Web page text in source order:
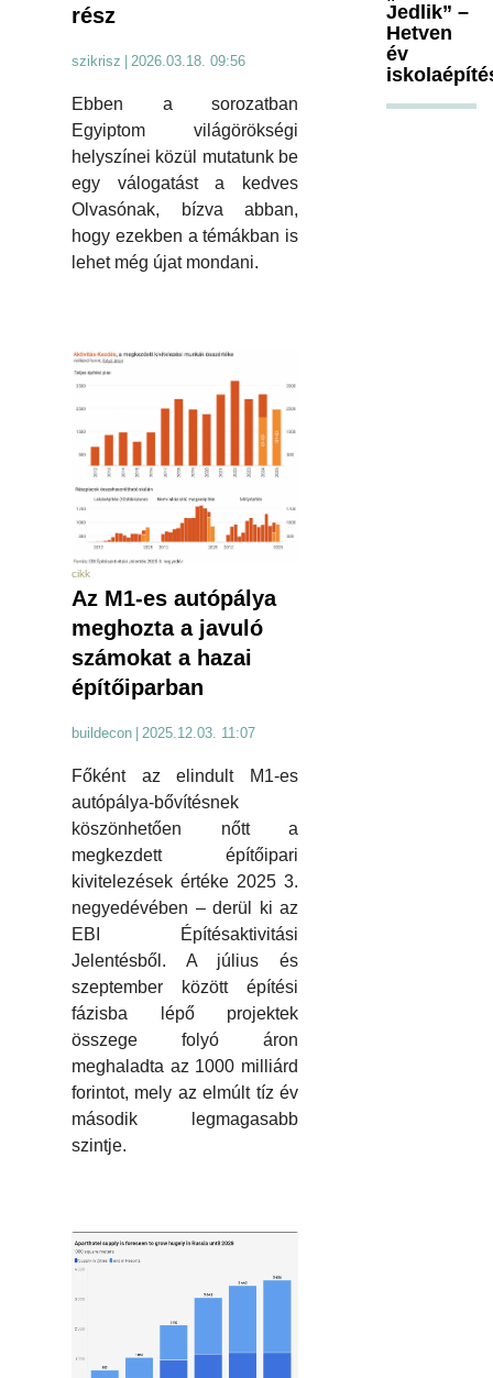
rész
szikrisz | 2026.03.18. 09:56
Ebben a sorozatban
Egyiptom világörökségi
helyszínei közül mutatunk be
egy válogatást a kedves
Olvasónak, bízva abban,
hogy ezekben a témákban is
lehet még újat mondani.
cikk
Az M1-es autópálya
meghozta a javuló
számokat a hazai
építőiparban
buildecon 2025.12.03. 11:07
Főként az elindult M1-es
autópálya-bővítésnek
köszönhetően nőtt a
megkezdett építőipari
kivitelezések értéke 2025 3.
negyedévében – derül ki az
EBI Építésaktivitási
Jelentésből. A július és
szeptember között építési
fázisba lépő projektek
összege folyó áron
meghaladta az 1000 milliárd
forintot, mely az elmúlt tíz év
második legmagasabb
szintje.
Jedlik” –
Hetven
év